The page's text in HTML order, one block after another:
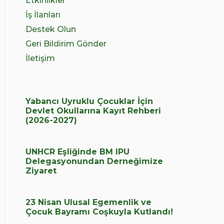
İş İlanları
Destek Olun
Geri Bildirim Gönder
İletişim
Yabancı Uyruklu Çocuklar İçin
Devlet Okullarına Kayıt Rehberi
(2026-2027)
UNHCR Eşliğinde BM IPU
Delegasyonundan Derneğimize
Ziyaret
23 Nisan Ulusal Egemenlik ve
Çocuk Bayramı Coşkuyla Kutlandı!